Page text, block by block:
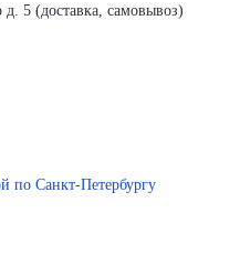
5 (доставка, самовывоз)
по Санкт-Петербургу